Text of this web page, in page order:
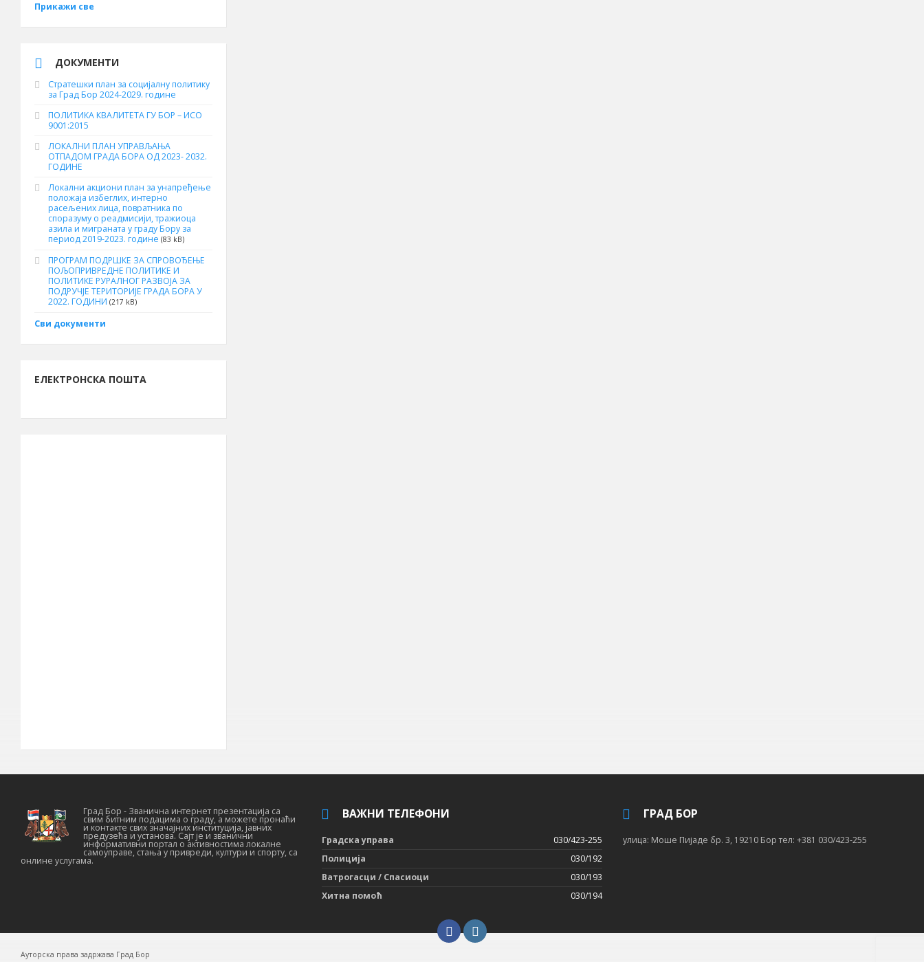
Прикажи све
ДОКУМЕНТИ
Стратешки план за социјалну политику
за Град Бор 2024-2029. године
ПОЛИТИКА КВАЛИТЕТА ГУ БОР – ИСО
9001:2015
ЛОКАЛНИ ПЛАН УПРАВЉАЊА
ОТПАДОМ ГРАДА БОРА ОД 2023- 2032.
ГОДИНЕ
Локални акциони план за унапређење
положаја избеглих, интерно
расељених лица, повратника по
споразуму о реадмисији, тражиоца
азила и миграната у граду Бору за
период 2019-2023. године (83 kB)
ПРОГРАМ ПОДРШКЕ ЗА СПРОВОЂЕЊЕ
ПОЉОПРИВРЕДНЕ ПОЛИТИКЕ И
ПОЛИТИКЕ РУРАЛНОГ РАЗВОЈА ЗА
ПОДРУЧЈЕ ТЕРИТОРИЈЕ ГРАДА БОРА У
2022. ГОДИНИ (217 kB)
Сви документи
ЕЛЕКТРОНСКА ПОШТА
Град Бор - Званична интернет презентација са
свим битним подацима о граду, а можете пронаћи
и контакте свих значајних институција, јавних
предузећа и установа. Сајт је и званични
информативни портал о активностима локалне
самоуправе, стања у привреди, култури и спорту, са
онлине услугама.
ВАЖНИ ТЕЛЕФОНИ
Градска управа
030/423-255
Полиција
030/192
Ватрогасци / Спасиоци
030/193
Хитна помоћ
030/194
ГРАД БОР
улица: Моше Пијаде бр. 3, 19210 Бор тел: +381 030/423-255
Ауторска права задржава Град Бор